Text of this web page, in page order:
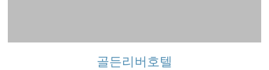
골든리버호텔